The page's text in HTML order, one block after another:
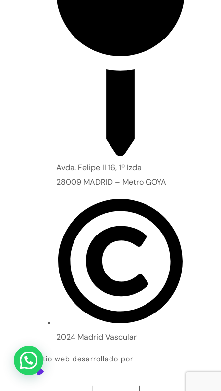
Avda. Felipe II 16, 1º Izda
28009 MADRID – Metro GOYA
2024 Madrid Vascular
Sitio web desarrollado por
| |